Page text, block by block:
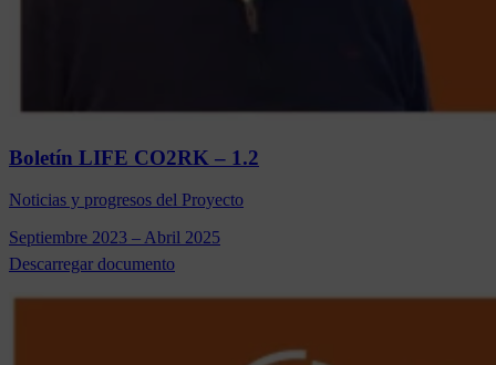
Boletín LIFE CO2RK – 1.2
Noticias y progresos del Proyecto
Septiembre 2023 – Abril 2025
Descarregar documento